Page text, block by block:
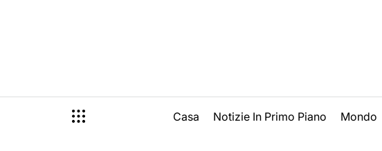
Casa Notizie In Primo Piano Mondo